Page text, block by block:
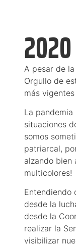
2020
A pesar de
Orgullo de
más
La
situaciones
somos
patriarcal,
alzando bien
multicolores!
Entendiendo
desde la
desde la
realizar la
visibilizar